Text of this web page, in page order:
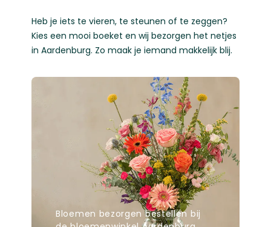
Heb je iets te vieren, te steunen of te zeggen?
Kies een mooi boeket en wij bezorgen het netjes
in Aardenburg. Zo maak je iemand makkelijk blij.
Bloemen bezorgen bestellen bij